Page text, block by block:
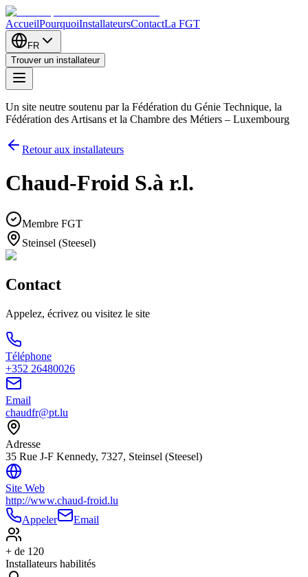
AccueilPourquoiInstallateursContactLa FGT
FR
Trouver un installateur
Un site neutre soutenu par la Fédération du Génie Technique, la
Fédération des Artisans et la Chambre des Métiers – Luxembourg
Retour aux installateurs
Chaud-Froid S.à r.l.
Membre FGT
Steinsel (Steesel)
Contact
Appelez, écrivez ou visitez le site
Téléphone
+352 26480026
Email
chaudfr@pt.lu
Adresse
35 Rue J-F Kennedy, 7327, Steinsel (Steesel)
Site Web
http://www.chaud-froid.lu
Appeler
Email
+ de 120
Installateurs habilités